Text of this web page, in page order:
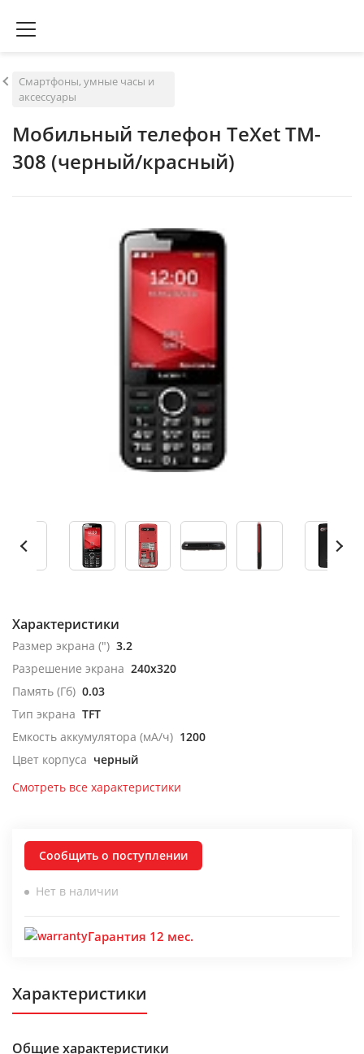
Смартфоны, умные часы и
аксессуары
Мобильный телефон TeXet TM-
308 (черный/красный)
Характеристики
Размер экрана (") 3.2
Разрешение экрана 240x320
Память (Гб) 0.03
Тип экрана TFT
Емкость аккумулятора (мА/ч) 1200
Цвет корпуса черный
Смотреть все характеристики
Сообщить о поступлении
Нет в наличии
Гарантия 12 мес.
Характеристики
Общие характеристики